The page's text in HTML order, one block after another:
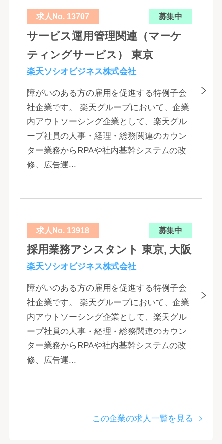
求人No. 13707 募集中
サービス運用管理関連（マーケ
ティングサービス） 東京
楽天ソシオビジネス株式会社
障がいのある方の雇用を促進する特例子会
社企業です。 楽天グループにおいて、企業
内アウトソーシング企業として、楽天グル
ープ社員の人事・経理・総務関連のカウン
ター業務からRPAや社内基幹システムの改
修、広告運...
求人No. 13918 募集中
採用業務アシスタント 東京, 大阪
楽天ソシオビジネス株式会社
障がいのある方の雇用を促進する特例子会
社企業です。 楽天グループにおいて、企業
内アウトソーシング企業として、楽天グル
ープ社員の人事・経理・総務関連のカウン
ター業務からRPAや社内基幹システムの改
修、広告運...
この企業の求人一覧を見る